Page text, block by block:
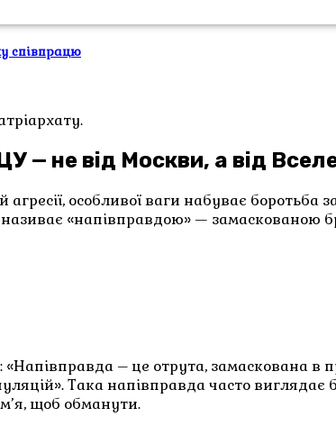
співпрацю
— не від Москви, а від
агресії, особливої ваги набуває
«напівправдою» — замаскованою
– це отрута, замаскована в
Така напівправда часто виглядає
щоб обманути.